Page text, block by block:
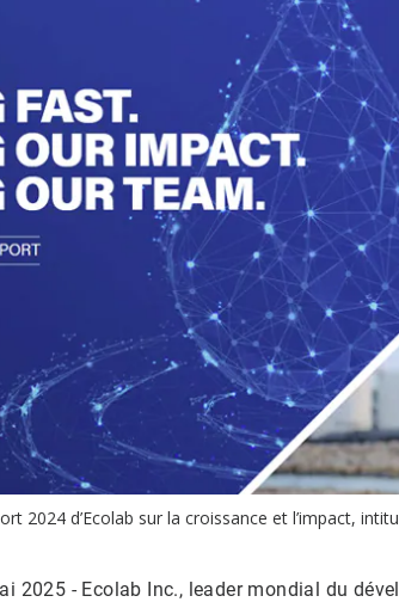
2024 d’Ecolab sur la croissance et l’impact,
2025 - Ecolab Inc., leader mondial du